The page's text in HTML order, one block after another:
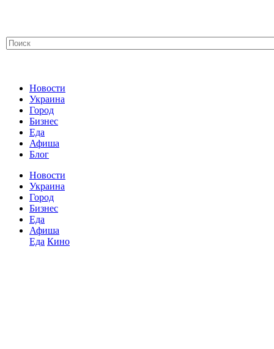
Новости
Украина
Город
Бизнес
Еда
Афиша
Блог
Новости
Украина
Город
Бизнес
Еда
Афиша
Еда Кино